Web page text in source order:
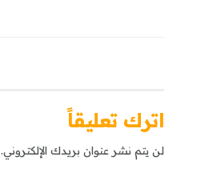
اترك تعليقاً
لن يتم نشر عنوان بريدك الإلكتروني.